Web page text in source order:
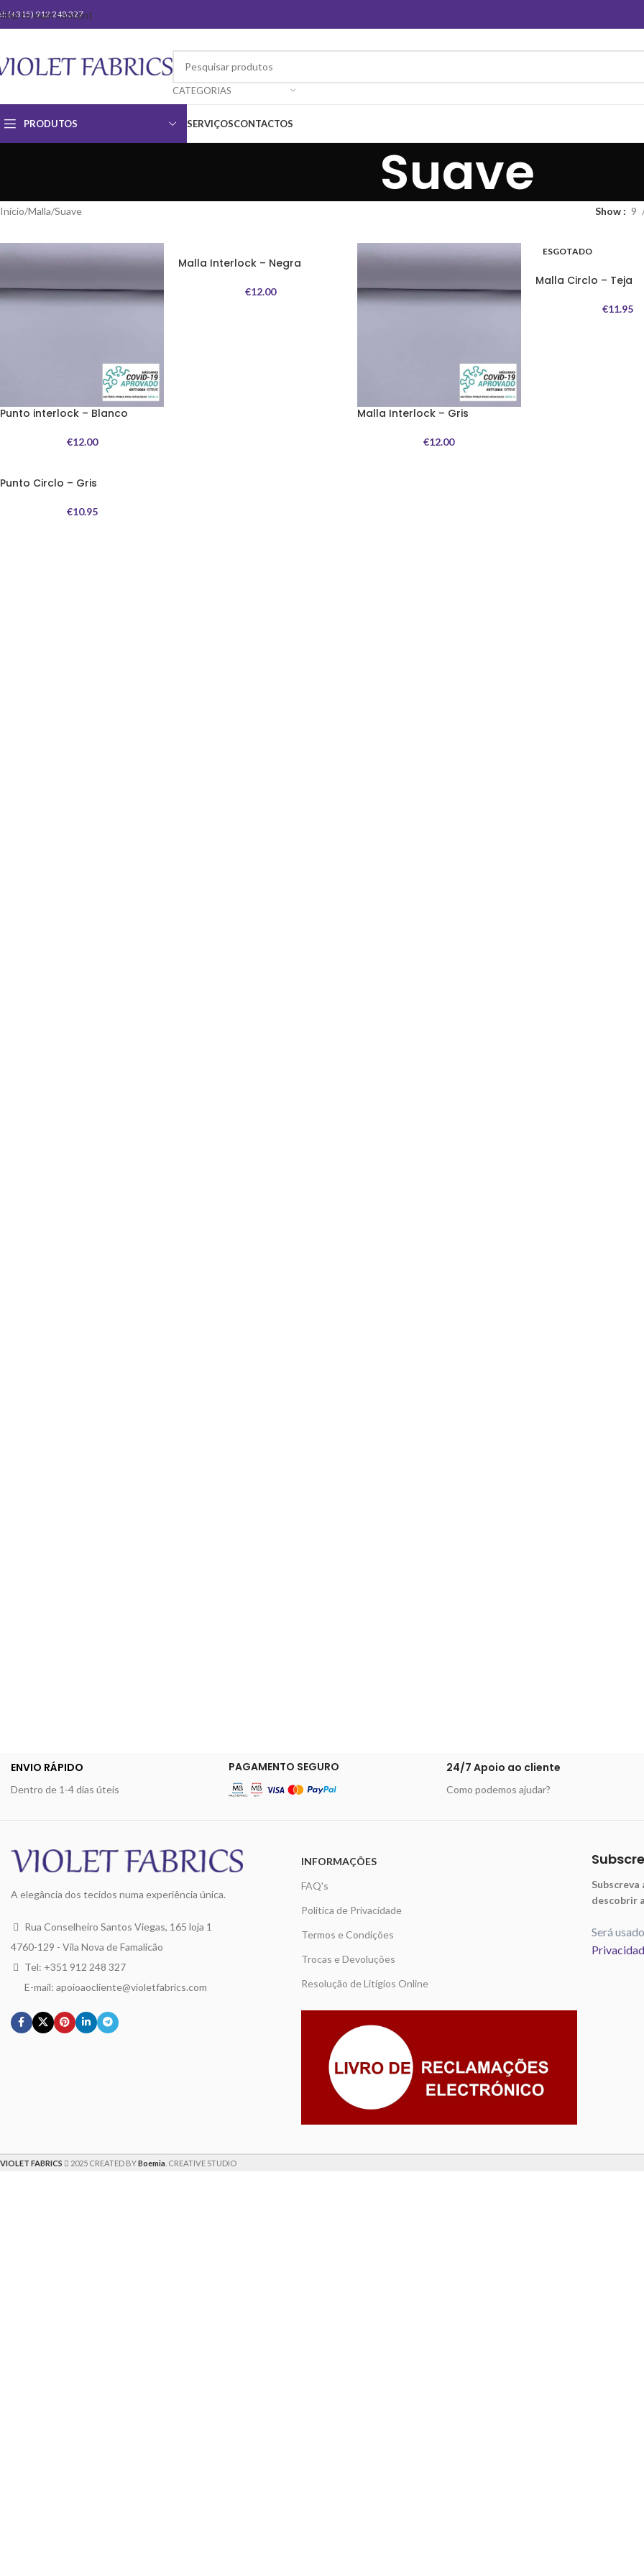
Skip to main content
(+315) 912 248 327
CATEGORIAS
PRODUTOS SERVIÇOSCONTACTOS
Suave
Início Malla Suave Show 9
Punto interlock – Blanco
€12.00
Malla Interlock – Negra
€12.00
Malla Interlock – Gris
€12.00
ESGOTADO
Malla Circlo – Teja
€11.95
Punto Circlo – Gris
€10.95
ENVIO RÁPIDO
Dentro de 1-4 dias úteis
PAGAMENTO SEGURO 24/7 Apoio ao cliente
Como podemos ajudar?
A elegância dos tecidos numa experiência única.
Rua Conselheiro Santos Viegas, 165 loja 1
4760-129 - Vila Nova de Famalicão
Tel: +351 912 248 327
E-mail: apoioaocliente@violetfabrics.com
INFORMAÇÕES
FAQ's
Politica de Privacidade
Termos e Condições
Trocas e Devoluções
Resolução de Litígios Online
descobrir
Será
VIOLET FABRICS 2025 CREATED BYBoemia . CREATIVE STUDIO